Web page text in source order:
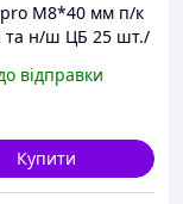
М8*40 мм п/к
та н/ш ЦБ 25 шт./
відправки
Купити